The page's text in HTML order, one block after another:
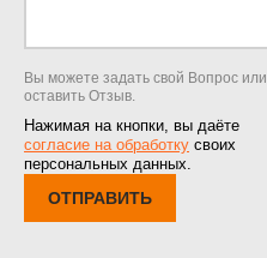
Вы можете задать свой Вопрос или
оставить Отзыв.
Нажимая на кнопки, вы даёте
согласие на обработку своих
персональных данных.
ОТПРАВИТЬ